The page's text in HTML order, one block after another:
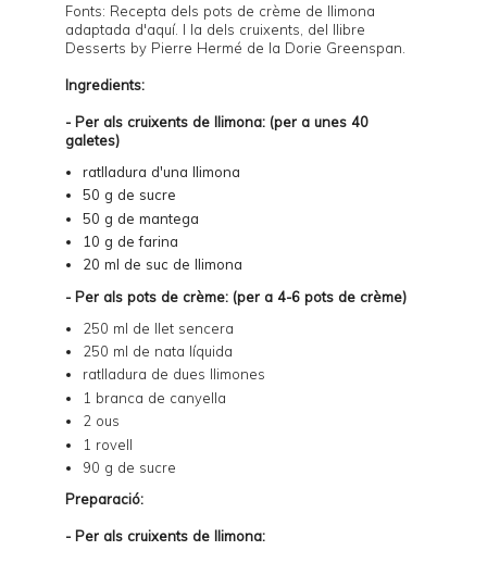
Fonts: Recepta dels pots de crème de llimona
adaptada d'aquí. I la dels cruixents, del llibre
Desserts by Pierre Hermé de la Dorie Greenspan.
Ingredients:
- Per als cruixents de llimona: (per a unes 40
galetes)
ratlladura d'una llimona
50 g de sucre
50 g de mantega
10 g de farina
20 ml de suc de llimona
- Per als pots de crème: (per a 4-6 pots de crème)
250 ml de llet sencera
250 ml de nata líquida
ratlladura de dues llimones
1 branca de canyella
2 ous
1 rovell
90 g de sucre
Preparació:
- Per als cruixents de llimona: